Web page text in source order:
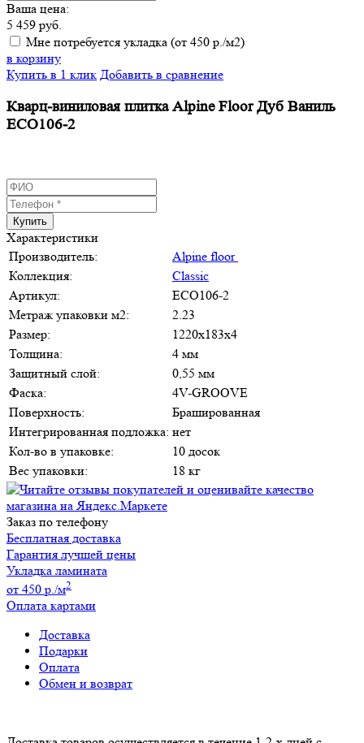
Ваша цена:
5 459 руб.
Мне потребуется укладка (от 450 р./м2)
в корзину
Купить в 1 клик Добавить в сравнение
Кварц-виниловая плитка Alpine Floor Дуб Ваниль
ЕСО106-2
Купить
Характеристики
Производитель:
Alpine floor
Коллекция:
Classic
Артикул:
ЕСО106-2
Метраж упаковки м2:
2.23
Размер:
1220х183х4
Толщина:
4 мм
Защитный слой:
0,55 мм
Фаска:
4V-GROOVE
Поверхность:
Брашированная
Интегрированная подложка: нет
Кол-во в упаковке:
10 досок
Вес упаковки:
18 кг
Заказ по телефону
Бесплатная доставкa
Гарантия лучшей цены
Укладка ламината
от 450 р./м2
Оплата картами
Доставка
Подарки
Оплата
Обмен и возврат